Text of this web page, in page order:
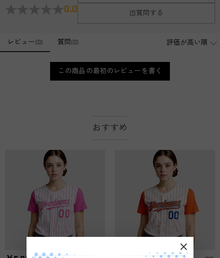
0.0 質問する
レビュー(0) 質問 (0)
この商品の最初のレビューを書く
会社はどこにありますか？
本社はホンコンにあります。
店舗に費やす家賃や保険、人的労力等のコストを節約して、商
品自身が値下げできるために、現在はオンラインストアのみ運
営しております。
注文後に注文の内容を変更できますか？
番号もお送りください。
支払い情報は保護されますか？
お支払い情報は高度なセキュリティで保護されております。お
客様のお支払い情報は当社のサーバーに一切保存されません。
Paypal又はクレジットカート発行会社によって処理されます。
支払い情報は保護されますか？
当社では、個人情報保護を目的としたコンプライアンスに則
り、プライバシーポリシーを定めています。お客様に安心かつ
安全にご利用いただけるよう最善の注意を払い、個人情報を厳
重に取り扱っています。 詳細は
プライバシーポリシー
確認ください。
服＆ファッション
どうやってオリジナル服をオーダーメイドします
か？
まずお気に入りのデザインを選んで、ページに表示した項目や
選択しを選んでから、カートに追加してご注文手続きをお願い
いたします。
服の印刷に色違いが出ることがありますか？
はい。ご覧になる環境（PCのモニタやスマホの画面）、商品撮
影時の照明等によりイメージ画像が実際の商品と色味が異なる
場合がございます。
まずお気に入りのデザインを選んで、商品ページの画像にサイ
おすすめ